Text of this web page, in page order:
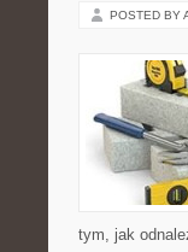
POSTED BY
tym, jak